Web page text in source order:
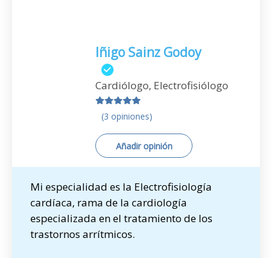
Iñigo Sainz Godoy
Cardiólogo, Electrofisiólogo
(3 opiniones)
Añadir opinión
Mi especialidad es la Electrofisiología
cardíaca, rama de la cardiología
especializada en el tratamiento de los
trastornos arrítmicos.